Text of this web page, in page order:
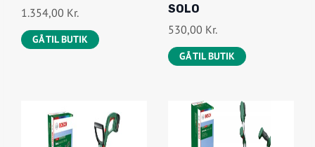
1.354,00 Kr.
GÅ TIL BUTIK
SOLO
530,00 Kr.
GÅ TIL BUTIK